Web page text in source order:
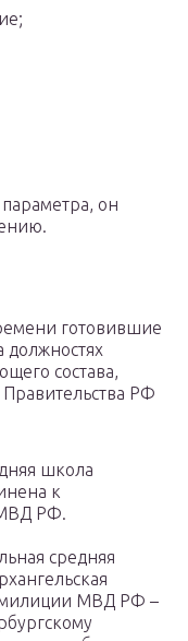
он
готовившие
состава,
РФ
школа
к
МВД РФ.
средняя
милиции МВД РФ –